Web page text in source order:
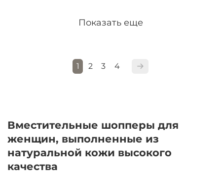
Показать еще
1 2 3 4
Вместительные шопперы для
женщин, выполненные из
натуральной кожи высокого
качества